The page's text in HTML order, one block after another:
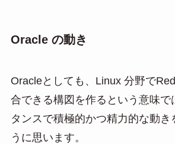
Oracle の動き
Oracleとしても、Linux 分野で
合できる構図を作るという意味で
タンスで積極的かつ精力的な動き
うに思います。